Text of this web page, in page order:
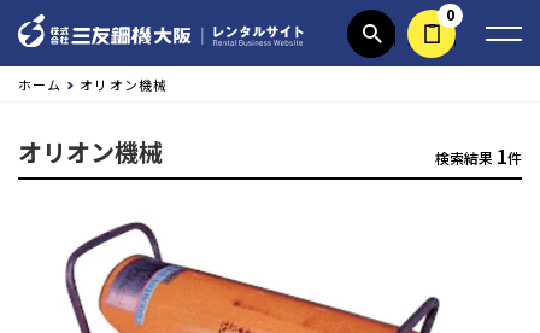
商品検索見積依頼する
0
ホーム オリオン機械
オリオン機械 検索結果 1件